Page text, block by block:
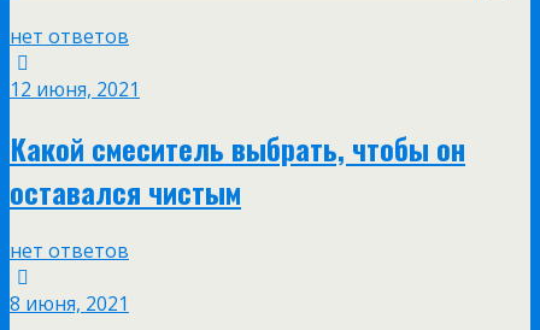
нет ответов
12 июня, 2021
Какой смеситель выбрать, чтобы он
оставался чистым
нет ответов
8 июня, 2021